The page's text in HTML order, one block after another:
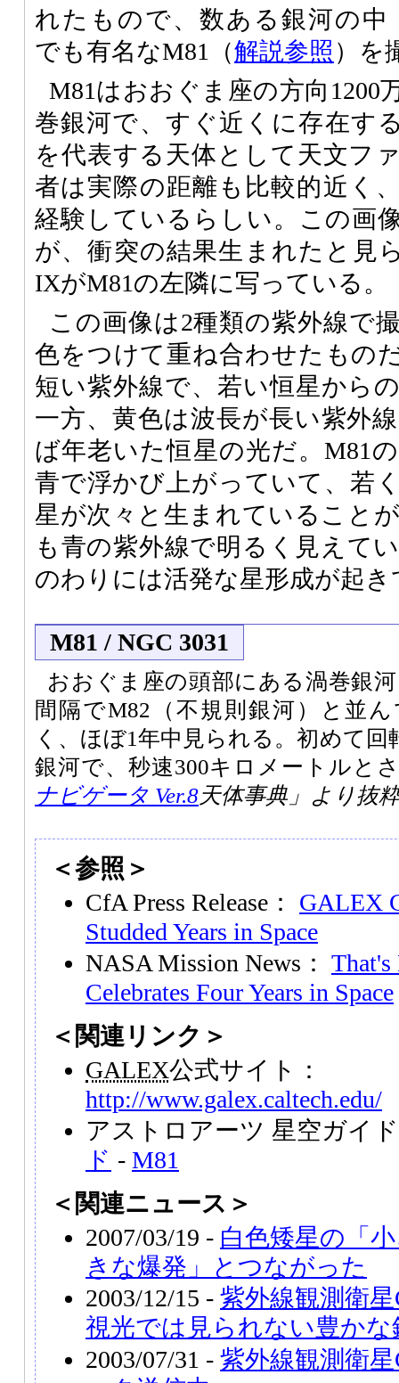
れたもので、数ある銀河の中
でも有名なM81（解説参照 ）を
M81はおおぐま座の方向1200
巻銀河で、すぐ近くに存在す
を代表する天体として天文フ
者は実際の距離も比較的近く
経験しているらしい。この画
が、衝突の結果生まれたと見
IXがM81の左隣に写っている。
この画像は2種類の紫外線で
色をつけて重ね合わせたもの
短い紫外線で、若い恒星から
一方、黄色は波長が長い紫外
ば年老いた恒星の光だ。M81
青で浮かび上がっていて、若
星が次々と生まれていること
も青の紫外線で明るく見えて
のわりには活発な星形成が起
M81 / NGC 3031
おおぐま座の頭部にある渦巻銀
間隔でM82（不規則銀河）と並
く、ほぼ1年中見られる。初めて
銀河で、秒速300キロメートルと
ナビゲータ Ver.8天体事典」より抜
＜参照＞
CfA Press Release： GALEX
Studded Years in Space
NASA Mission News：
Celebrates Four Years in Space
＜関連リンク＞
GALEX公式サイト：
http://www.galex.caltech.edu/
アストロアーツ 星空ガイ
ド - M81
＜関連ニュース＞
2007/03/19 - 白色矮星の「
きな爆発」とつながった
2003/12/15 - 紫外線観測衛
視光では見られない豊かな
2003/07/31 - 紫外線観測衛